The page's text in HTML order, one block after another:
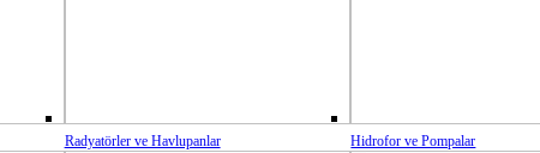
Radyatörler ve Havlupanlar Hidrofor ve Pompalar